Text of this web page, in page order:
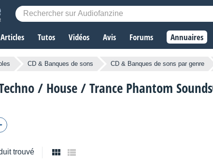
Articles Tutos Vidéos Avis Forums Annuaires
CD & Banques de sons CD & Banques de sons par genre
/ House / Trance Phantom Sounds
trouvé